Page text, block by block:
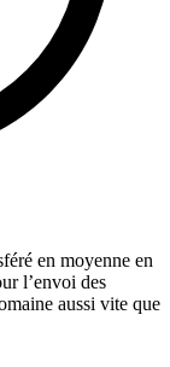
en moyenne en
l’envoi des
aussi vite que